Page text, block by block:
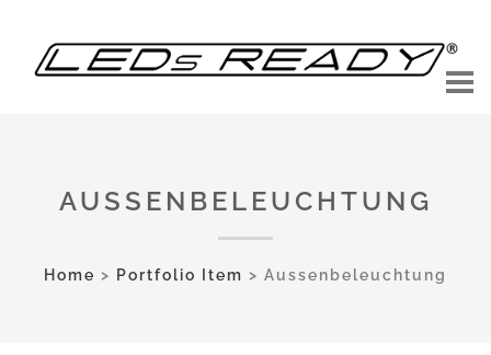
AUSSENBELEUCHTUNG
Home > Portfolio Item > Aussenbeleuchtung